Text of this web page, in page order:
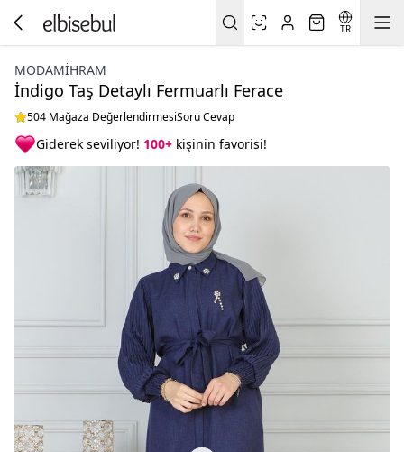
TR
MODAMIHRAM
İndigo Taş Detaylı Fermuarlı Ferace
504 Mağaza DeğerlendirmesiSoru Cevap
Giderek seviliyor! 100+ kişinin favorisi!